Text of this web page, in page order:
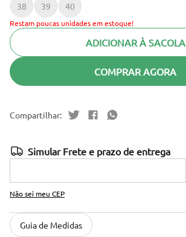
38 39 40
Restam poucas unidades em estoque!
ADICIONAR À SACOLA
COMPRAR AGORA
Não sei meu CEP
Guia de Medidas